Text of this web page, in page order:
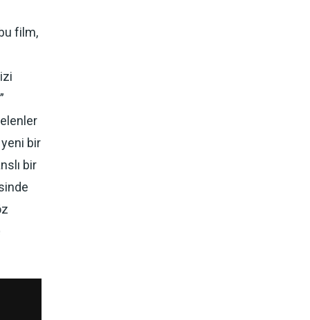
film,
yeni bir
bir